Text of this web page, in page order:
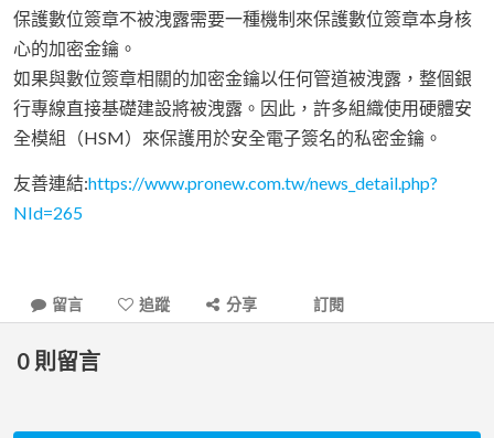
保護數位簽章不被洩露需要一種機制來保護數位簽章本身核
心的加密金鑰。
如果與數位簽章相關的加密金鑰以任何管道被洩露，整個銀
行專線直接基礎建設將被洩露。因此，許多組織使用硬體安
全模組（HSM）來保護用於安全電子簽名的私密金鑰。
友善連結:https://www.pronew.com.tw/news_detail.php?
NId=265
留言 追蹤 分享 訂閱
0 則留言